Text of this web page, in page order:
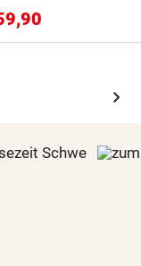
chevron_right